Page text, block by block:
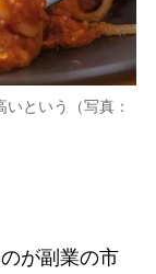
という（写真：
が副業の市